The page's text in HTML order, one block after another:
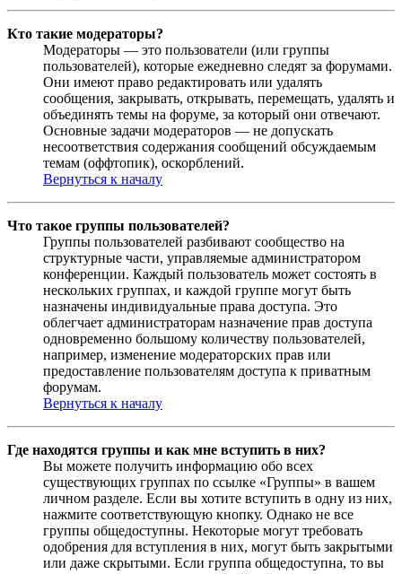
Кто такие модераторы?
Модераторы — это пользователи (или группы
пользователей), которые ежедневно следят за форумами.
Они имеют право редактировать или удалять
сообщения, закрывать, открывать, перемещать, удалять и
объединять темы на форуме, за который они отвечают.
Основные задачи модераторов — не допускать
несоответствия содержания сообщений обсуждаемым
темам (оффтопик), оскорблений.
Вернуться к началу
Что такое группы пользователей?
Группы пользователей разбивают сообщество на
структурные части, управляемые администратором
конференции. Каждый пользователь может состоять в
нескольких группах, и каждой группе могут быть
назначены индивидуальные права доступа. Это
облегчает администраторам назначение прав доступа
одновременно большому количеству пользователей,
например, изменение модераторских прав или
предоставление пользователям доступа к приватным
форумам.
Вернуться к началу
Где находятся группы и как мне вступить в них?
Вы можете получить информацию обо всех
существующих группах по ссылке «Группы» в вашем
личном разделе. Если вы хотите вступить в одну из них,
нажмите соответствующую кнопку. Однако не все
группы общедоступны. Некоторые могут требовать
одобрения для вступления в них, могут быть закрытыми
или даже скрытыми. Если группа общедоступна, то вы